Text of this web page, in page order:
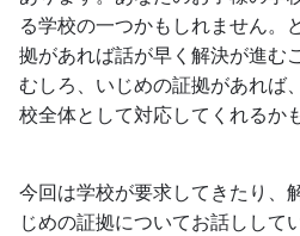
る学校の一つかもしれません。
拠があれば話が早く解決が進む
むしろ、いじめの証拠があれば
校全体として対応してくれるか
今回は学校が要求してきたり、
じめの証拠についてお話しして